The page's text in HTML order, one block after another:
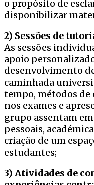
o propósito de
disponibilizar
2) Sessões de
As sessões
apoio
desenvolvimento
caminhada
tempo, métodos de
nos exames e
grupo assentam
pessoais,
criação de um
estudantes;
3) Atividades de